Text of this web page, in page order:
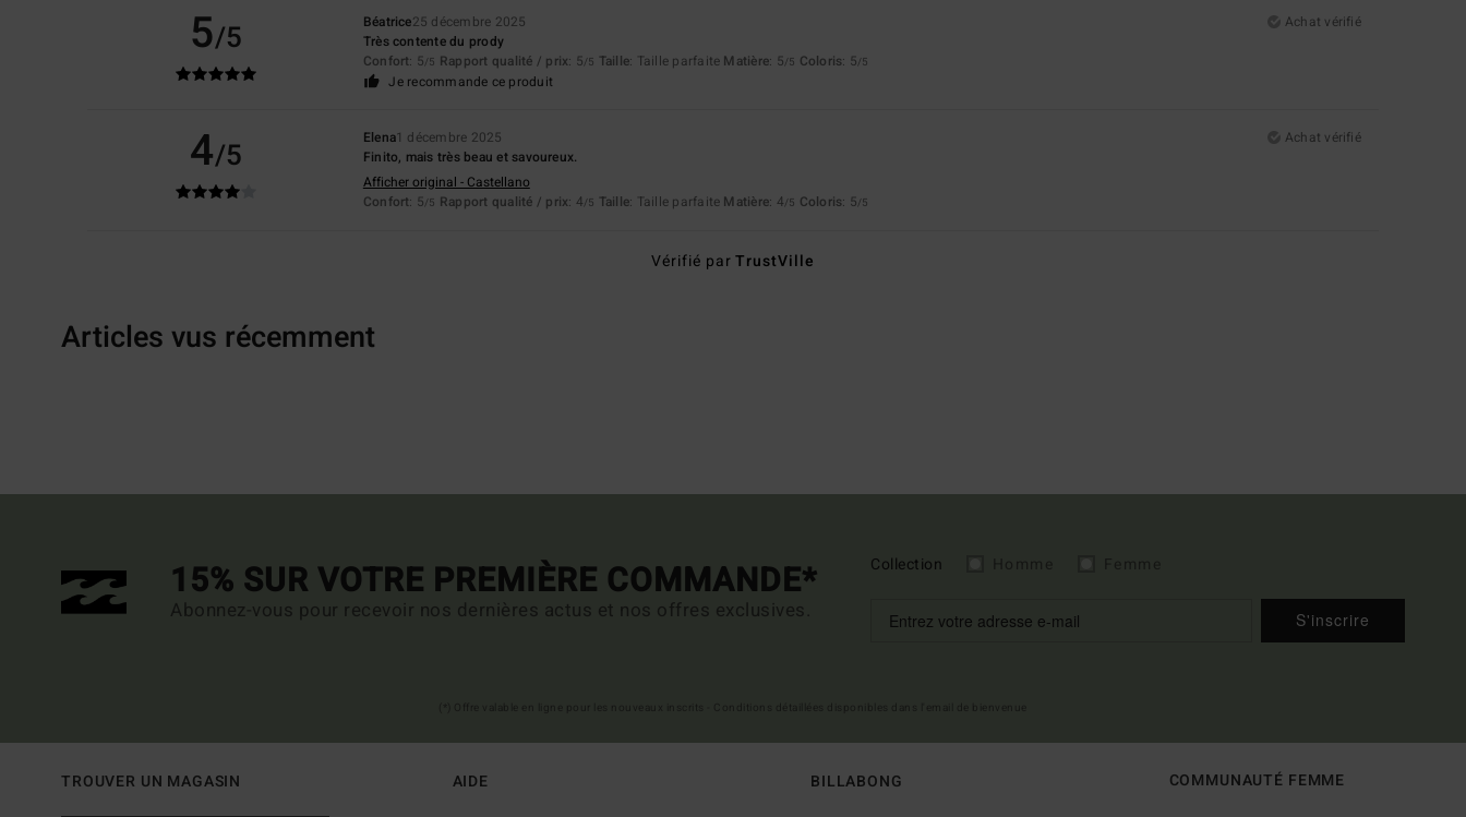
5/5 Béatrice25 décembre 2025
Achat vérifié
Très contente du prody
Confort: 5/5 Rapport qualité / prix: 5/5 Taille: Taille parfaite Matière: 5/5 Coloris: 5/5
Je recommande ce produit
4/5 Elena1 décembre 2025
Achat vérifié
Finito, mais très beau et savoureux.
Afficher original - Castellano
Confort: 5/5 Rapport qualité / prix: 4/5 Taille: Taille parfaite Matière: 4/5 Coloris: 5/5
Vérifié parTrustVille
Articles vus récemment
15% SUR VOTRE PREMIÈRE COMMANDE*
Abonnez-vous pour recevoir nos dernières actus et nos offres exclusives.
Collection
S'inscrire
TROUVER UN MAGASIN AIDE BILLABONG COMMUNAUTÉ FEMME